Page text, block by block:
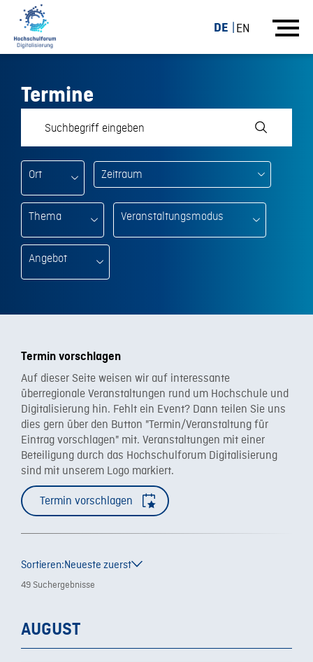
DE EN
Termine
Ort
Thema Veranstaltungsmodus
Angebot
49 Suchergebnisse
AUGUST
Termin vorschlagen
Auf dieser Seite weisen wir auf interessante
überregionale Veranstaltungen rund um Hochschule und
Digitalisierung hin. Fehlt ein Event? Dann teilen Sie uns
dies gern über den Button "Termin/Veranstaltung für
Eintrag vorschlagen" mit. Veranstaltungen mit einer
Beteiligung durch das Hochschulforum Digitalisierung
sind mit unserem Logo markiert.
Termin vorschlagen
Sortieren:Neueste zuerst